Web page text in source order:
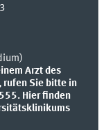
Arzt des
rufen Sie bitte in
Hier finden